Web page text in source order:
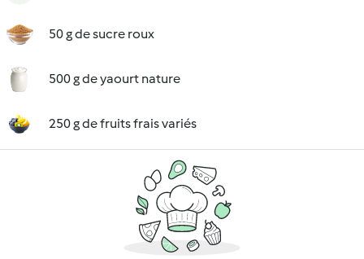
50 g de sucre roux
500 g de yaourt nature
250 g de fruits frais variés